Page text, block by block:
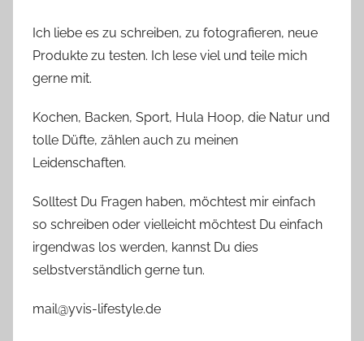
Ich liebe es zu schreiben, zu fotografieren, neue
Produkte zu testen. Ich lese viel und teile mich
gerne mit.
Kochen, Backen, Sport, Hula Hoop, die Natur und
tolle Düfte, zählen auch zu meinen
Leidenschaften.
Solltest Du Fragen haben, möchtest mir einfach
so schreiben oder vielleicht möchtest Du einfach
irgendwas los werden, kannst Du dies
selbstverständlich gerne tun.
mail@yvis-lifestyle.de